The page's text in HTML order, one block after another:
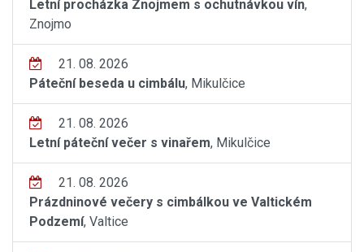
Letní procházka Znojmem s ochutnávkou vín,
Znojmo
21. 08. 2026
Páteční beseda u cimbálu, Mikulčice
21. 08. 2026
Letní páteční večer s vinařem, Mikulčice
21. 08. 2026
Prázdninové večery s cimbálkou ve Valtickém
Podzemí, Valtice